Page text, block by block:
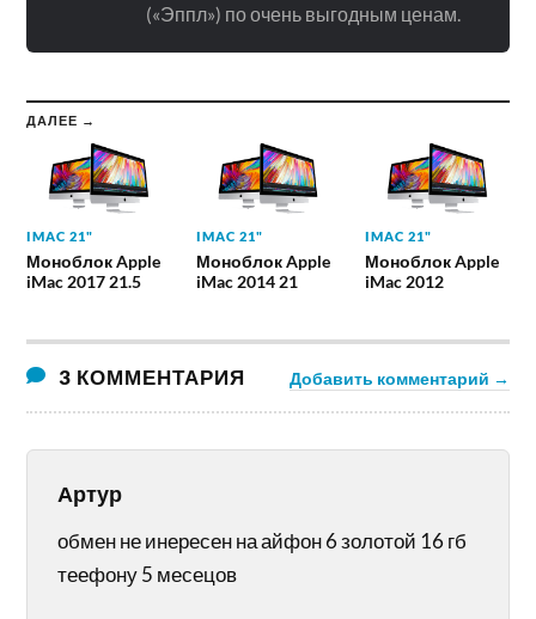
(«Эппл») по очень выгодным ценам.
ДАЛЕЕ →
IMAC 21"
Моноблок Apple
iMac 2017 21.5
IMAC 21"
Моноблок Apple
iMac 2014 21
IMAC 21"
Моноблок Apple
iMac 2012
3 КОММЕНТАРИЯ Добавить комментарий →
Артур
обмен не инересен на айфон 6 золотой 16 гб
теефону 5 месецов